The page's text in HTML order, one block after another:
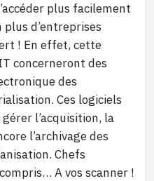
plus facilement
d’entreprises
! En effet, cette
concerneront des
des
Ces logiciels
l’acquisition, la
l’archivage des
Chefs
A vos scanner !